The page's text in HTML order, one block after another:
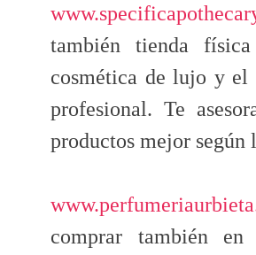
también tienda
cosmética de lujo y el
profesional. Te
productos mejor según
comprar también